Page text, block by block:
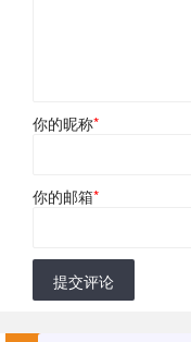
你的昵称*
你的邮箱*
提交评论